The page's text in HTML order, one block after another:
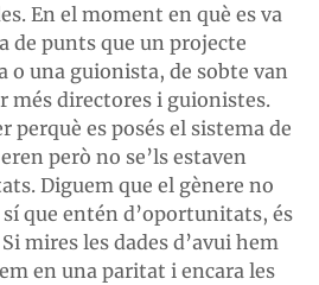
En el moment en què es va
de punts que un projecte
o una guionista, de sobte van
més directores i guionistes.
perquè es posés el sistema de
però no se’ls estaven
Diguem que el gènere no
que entén d’oportunitats, és
mires les dades d’avui hem
en una paritat i encara les